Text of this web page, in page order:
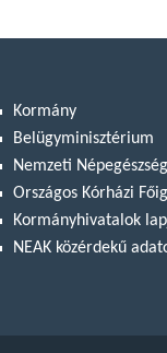
Kormány
Belügyminisztérium
Nemzeti
Országos Kórházi
Kormányhivatalok
NEAK közérdekű